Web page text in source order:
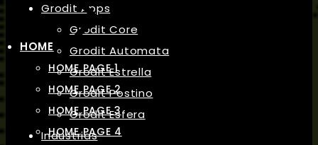
Grodit Apps
Grodit Core
Grodit Automata
Grodit Estrella
Grodit Postino
Grodit Esfera
Industrias
HOME
HOME PAGE 1
HOME PAGE 2
HOME PAGE 3
HOME PAGE 4